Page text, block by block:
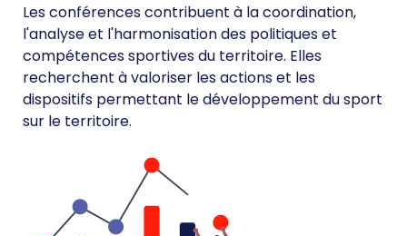
Les conférences contribuent à la coordination,
l'analyse et l'harmonisation des politiques et
compétences sportives du territoire. Elles
recherchent à valoriser les actions et les
dispositifs permettant le développement du sport
sur le territoire.